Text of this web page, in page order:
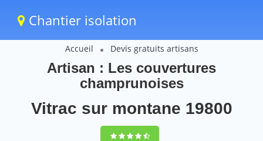
Chantier isolation
Accueil Devis gratuits artisans
Artisan : Les couvertures
champrunoises
Vitrac sur montane 19800